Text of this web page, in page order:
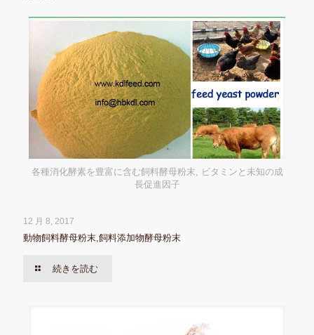
各種消化酵素を豊富に含む飼料酵母粉末, ビタミンと未知の成
長促進因子
12 月 8, 2017
動物飼料酵母粉末,飼料添加物酵母粉末
続きを読む